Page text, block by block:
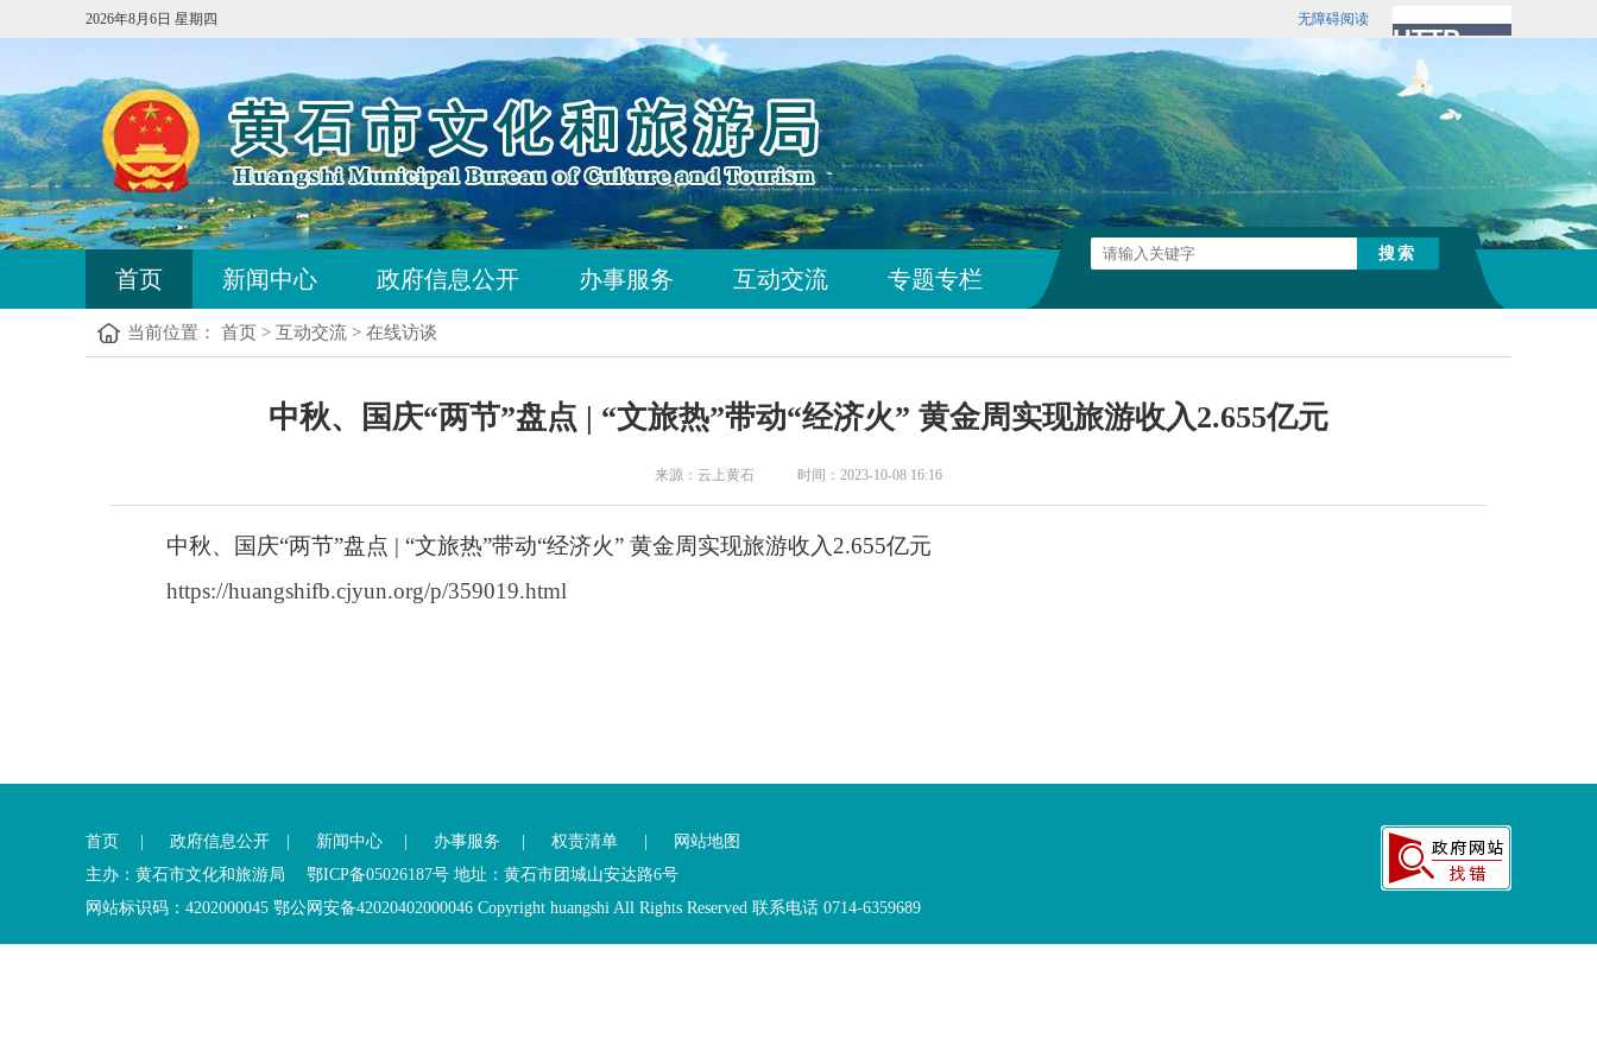
2026年8月6日 星期四 无障碍阅读
首页 新闻中心 政府信息公开 办事服务 互动交流 专题专栏
当前位置： 首页 > 互动交流 > 在线访谈
中秋、国庆“两节”盘点 | “文旅热”带动“经济火” 黄金周实现旅游收入2.655亿元
来源：云上黄石 时间：2023-10-08 16:16
中秋、国庆“两节”盘点 | “文旅热”带动“经济火” 黄金周实现旅游收入2.655亿元
https://huangshifb.cjyun.org/p/359019.html
首页 政府信息公开 新闻中心 办事服务 权责清单
网站地图
主办：黄石市文化和旅游局 鄂ICP备05026187号 地址：黄石市团城山安达路6号
网站标识码：4202000045 鄂公网安备42020402000046 Copyright huangshi All Rights Reserved 联系电话 0714-6359689